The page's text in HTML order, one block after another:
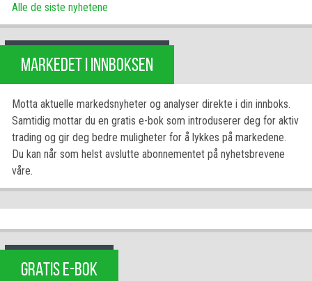
Alle de siste nyhetene
MARKEDET I INNBOKSEN
Motta aktuelle markedsnyheter og analyser direkte i din innboks.
Samtidig mottar du en gratis e-bok som introduserer deg for aktiv
trading og gir deg bedre muligheter for å lykkes på markedene.
Du kan når som helst avslutte abonnementet på nyhetsbrevene
våre.
GRATIS E-BOK